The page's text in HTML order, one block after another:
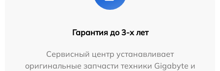
Гарантия до 3-х лет
Сервисный центр устанавливает
оригинальные запчасти техники Gigabyte и